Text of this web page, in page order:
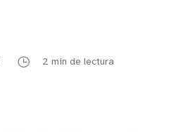
2 min de lectura